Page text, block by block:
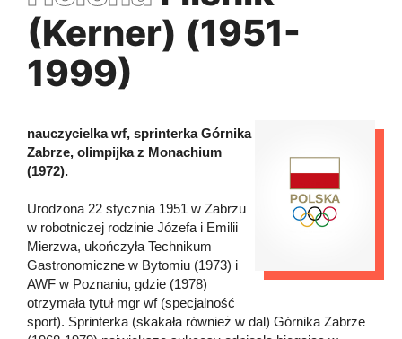
(Kerner) (1951-
1999)
nauczycielka wf, sprinterka Górnika
Zabrze, olimpijka z Monachium
(1972).
Urodzona 22 stycznia 1951 w Zabrzu
w robotniczej rodzinie Józefa i Emilii
Mierzwa, ukończyła Technikum
Gastronomiczne w Bytomiu (1973) i
AWF w Poznaniu, gdzie (1978)
otrzymała tytuł mgr wf (specjalność
sport). Sprinterka (skakała również w dal) Górnika Zabrze